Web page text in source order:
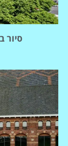
סיור